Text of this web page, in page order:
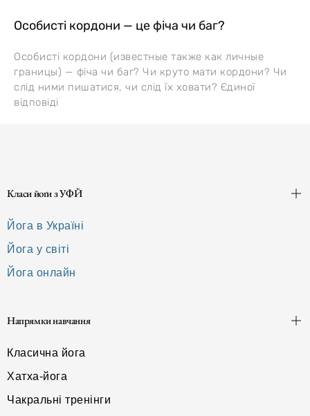
Особисті кордони — це фіча чи баг?
Особисті кордони (известные также как личные
границы) — фіча чи баг? Чи круто мати кордони? Чи
слід ними пишатися, чи слід їх ховати? Єдиної
відповіді
Класи йоґи з УФЙ
Йога в Україні
Йога у світі
Йога онлайн
Напрямки навчання
Класична йога
Хатха-йога
Чакральні тренінги